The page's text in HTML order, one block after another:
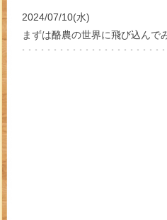
2024/07/10(水)
まずは酪農の世界に飛び込ん